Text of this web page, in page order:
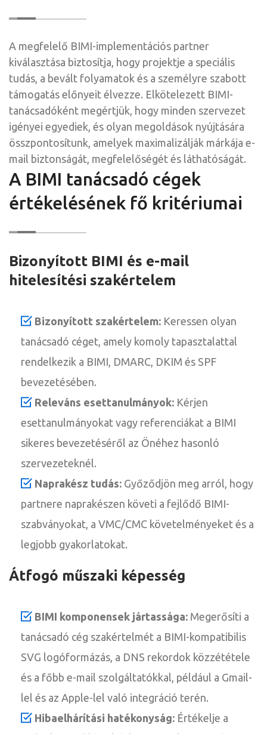
A megfelelő BIMI-implementációs partner
kiválasztása biztosítja, hogy projektje a speciális
tudás, a bevált folyamatok és a személyre szabott
támogatás előnyeit élvezze. Elkötelezett BIMI-
tanácsadóként megértjük, hogy minden szervezet
igényei egyediek, és olyan megoldások nyújtására
összpontosítunk, amelyek maximalizálják márkája e-
mail biztonságát, megfelelőségét és láthatóságát.
A BIMI tanácsadó cégek
értékelésének fő kritériumai
Bizonyított BIMI és e-mail
hitelesítési szakértelem
Bizonyított szakértelem: Keressen olyan
tanácsadó céget, amely komoly tapasztalattal
rendelkezik a BIMI, DMARC, DKIM és SPF
bevezetésében.
Releváns esettanulmányok: Kérjen
esettanulmányokat vagy referenciákat a BIMI
sikeres bevezetéséről az Önéhez hasonló
szervezeteknél.
Naprakész tudás: Győződjön meg arról, hogy
partnere naprakészen követi a fejlődő BIMI-
szabványokat, a VMC/CMC követelményeket és a
legjobb gyakorlatokat.
Átfogó műszaki képesség
BIMI komponensek jártassága: Megerősíti a
tanácsadó cég szakértelmét a BIMI-kompatibilis
SVG logóformázás, a DNS rekordok közzététele
és a főbb e-mail szolgáltatókkal, például a Gmail-
lel és az Apple-lel való integráció terén.
Hibaelhárítási hatékonyság: Értékelje a